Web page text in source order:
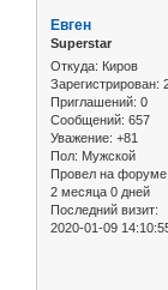
Евген
Superstar
Откуда: Киров
Зарегистрирован:
Приглашений: 0
Сообщений: 657
Уважение: +81
Пол: Мужской
Провел на форуме:
2 месяца 0 дней
Последний визит:
2020-01-09